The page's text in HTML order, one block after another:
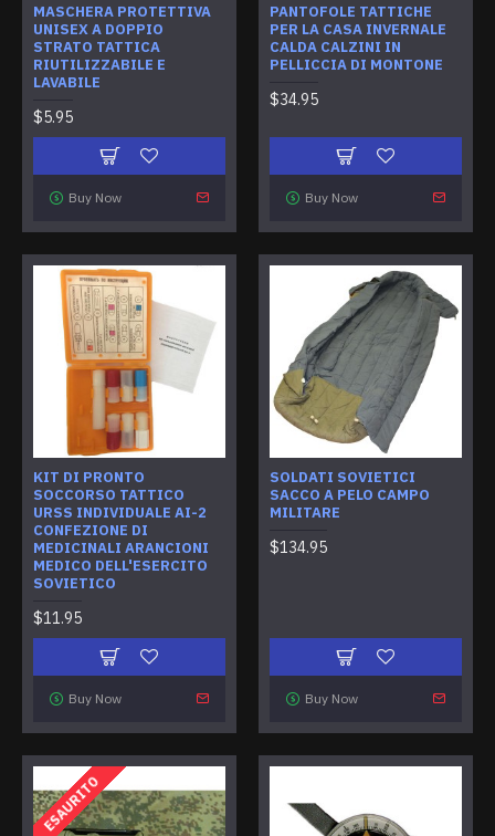
MASCHERA PROTETTIVA
UNISEX A DOPPIO
STRATO TATTICA
RIUTILIZZABILE E
LAVABILE
$5.95
Buy Now
PANTOFOLE TATTICHE
PER LA CASA INVERNALE
CALDA CALZINI IN
PELLICCIA DI MONTONE
$34.95
Buy Now
KIT DI PRONTO
SOCCORSO TATTICO
URSS INDIVIDUALE AI-2
CONFEZIONE DI
MEDICINALI ARANCIONI
MEDICO DELL'ESERCITO
SOVIETICO
$11.95
Buy Now
SOLDATI SOVIETICI
SACCO A PELO CAMPO
MILITARE
$134.95
Buy Now
ESAURITO